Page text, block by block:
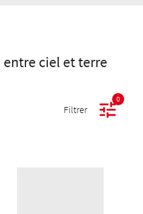
entre ciel et terre
Filtrer
0